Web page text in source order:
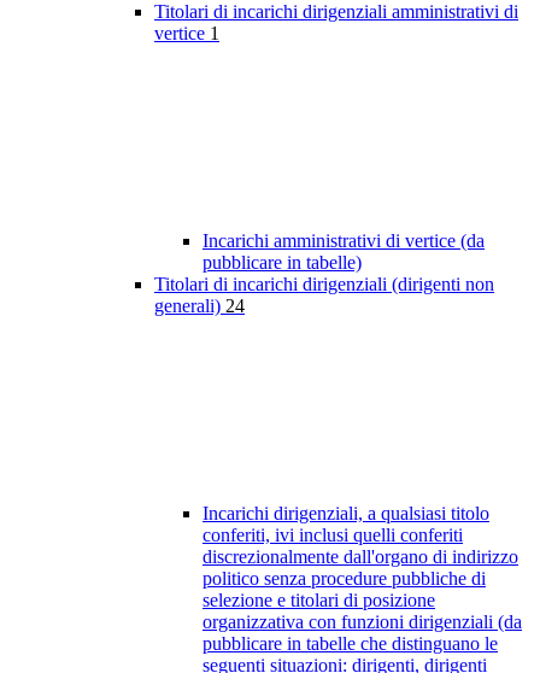
Titolari di incarichi dirigenziali amministrativi di
vertice 1
Incarichi amministrativi di vertice (da
pubblicare in tabelle)
Titolari di incarichi dirigenziali (dirigenti non
generali) 24
Incarichi dirigenziali, a qualsiasi titolo
conferiti, ivi inclusi quelli conferiti
discrezionalmente dall'organo di indirizzo
politico senza procedure pubbliche di
selezione e titolari di posizione
organizzativa con funzioni dirigenziali (da
pubblicare in tabelle che distinguano le
seguenti situazioni: dirigenti, dirigenti